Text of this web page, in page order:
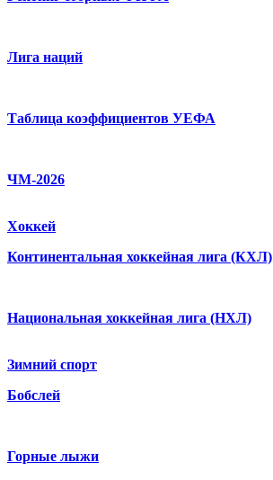
Лига наций
Таблица коэффициентов УЕФА
ЧМ-2026
Хоккей
Континентальная хоккейная лига (КХЛ)
Национальная хоккейная лига (НХЛ)
Зимний спорт
Бобслей
Горные лыжи